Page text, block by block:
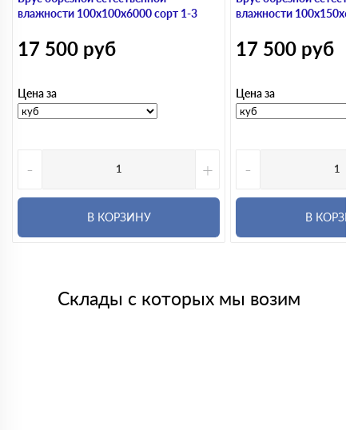
влажности 100х100х6000 сорт 1-3
17 500 руб
Цена за
- +
В КОРЗИНУ
влажности
17 500 руб
Цена за
-
В
Склады с которых мы возим